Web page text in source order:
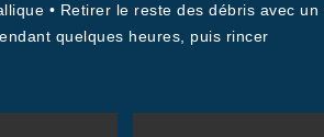
• Retirer le reste des débris avec
quelques heures, puis rincer